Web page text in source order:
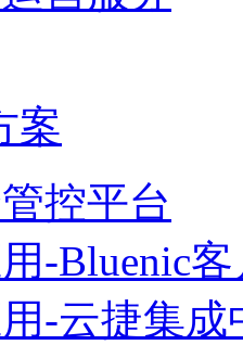
案
控平台
-Bluenic
-云捷集成